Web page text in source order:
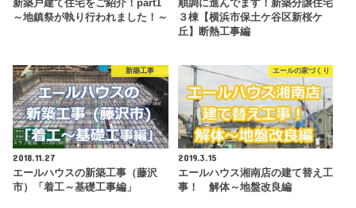
新築戸建て住宅をご紹介！part1
～地鎮祭が執り行われました！～
順調に進んでます！新築分譲住宅
３棟【横浜市保土ケ谷区新桜ケ
丘】断熱工事編
新築工事
2018.11.27
エールハウスの新築工事（藤沢
市）「着工～基礎工事編」
エールの家づくり
2019.3.15
エールハウス湘南店の建て替え工
事！ 解体～地盤改良編